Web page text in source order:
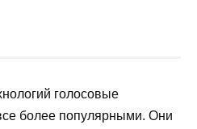
голосовые
более популярными. Они